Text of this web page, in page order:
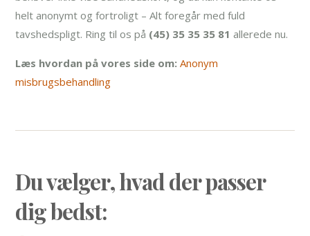
helt anonymt og fortroligt – Alt foregår med fuld
tavshedspligt. Ring til os på (45) 35 35 35 81 allerede nu.
Læs hvordan på vores side om: Anonym
misbrugsbehandling
Du vælger, hvad der passer
dig bedst: